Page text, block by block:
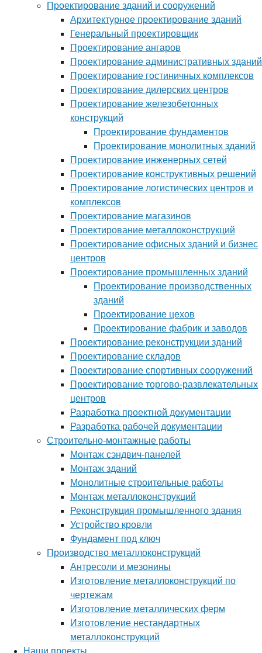
Проектирование зданий и сооружений
Архитектурное проектирование зданий
Генеральный проектировщик
Проектирование ангаров
Проектирование административных зданий
Проектирование гостиничных комплексов
Проектирование дилерских центров
Проектирование железобетонных
конструкций
Проектирование фундаментов
Проектирование монолитных зданий
Проектирование инженерных сетей
Проектирование конструктивных решений
Проектирование логистических центров и
комплексов
Проектирование магазинов
Проектирование металлоконструкций
Проектирование офисных зданий и бизнес
центров
Проектирование промышленных зданий
Проектирование производственных
зданий
Проектирование цехов
Проектирование фабрик и заводов
Проектирование реконструкции зданий
Проектирование складов
Проектирование спортивных сооружений
Проектирование торгово-развлекательных
центров
Разработка проектной документации
Разработка рабочей документации
Строительно-монтажные работы
Монтаж сэндвич-панелей
Монтаж зданий
Монолитные строительные работы
Монтаж металлоконструкций
Реконструкция промышленного здания
Устройство кровли
Фундамент под ключ
Производство металлоконструкций
Антресоли и мезонины
Изготовление металлоконструкций по
чертежам
Изготовление металлических ферм
Изготовление нестандартных
металлоконструкций